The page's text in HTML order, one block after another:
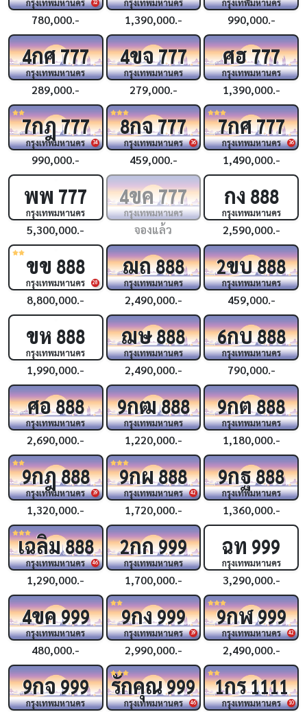
32
กรุงเทพมหานคร
780,000.-
กรุงเทพมหานคร
1,390,000.-
กรุงเทพมหานคร
990,000.-
4กศ777
กรุงเทพมหานคร
289,000.-
4ขจ777
กรุงเทพมหานคร
279,000.-
ศฮ777
กรุงเทพมหานคร
1,390,000.-
34
7กฎ777
กรุงเทพมหานคร
990,000.-
36
8กจ777
กรุงเทพมหานคร
459,000.-
36
7กศ777
กรุงเทพมหานคร
1,490,000.-
พพ 777
กรุงเทพมหานคร
5,300,000.-
4ขค777
กรุงเทพมหานคร
จองแล้ว
กง 888
กรุงเทพมหานคร
2,590,000.-
28
ขข 888
กรุงเทพมหานคร
8,800,000.-
ฌถ888
กรุงเทพมหานคร
2,490,000.-
2ขบ888
กรุงเทพมหานคร
459,000.-
ขห 888
กรุงเทพมหานคร
1,990,000.-
ฌษ888
กรุงเทพมหานคร
2,490,000.-
6กบ888
กรุงเทพมหานคร
790,000.-
ศอ888
กรุงเทพมหานคร
2,690,000.-
9กฒ888
กรุงเทพมหานคร
1,220,000.-
9กต888
กรุงเทพมหานคร
1,180,000.-
39
9กฎ888
กรุงเทพมหานคร
1,320,000.-
42
9กผ888
กรุงเทพมหานคร
1,720,000.-
9กฐ888
กรุงเทพมหานคร
1,360,000.-
46
เฉลิม888
กรุงเทพมหานคร
1,290,000.-
2กก999
กรุงเทพมหานคร
1,700,000.-
ฉท 999
กรุงเทพมหานคร
3,290,000.-
4ขค999
กรุงเทพมหานคร
480,000.-
39
9กง999
กรุงเทพมหานคร
2,990,000.-
42
9กฬ999
กรุงเทพมหานคร
2,490,000.-
9กจ999
กรุงเทพมหานคร 46
รักคุณ999
กรุงเทพมหานคร 10
1กร1111
กรุงเทพมหานคร